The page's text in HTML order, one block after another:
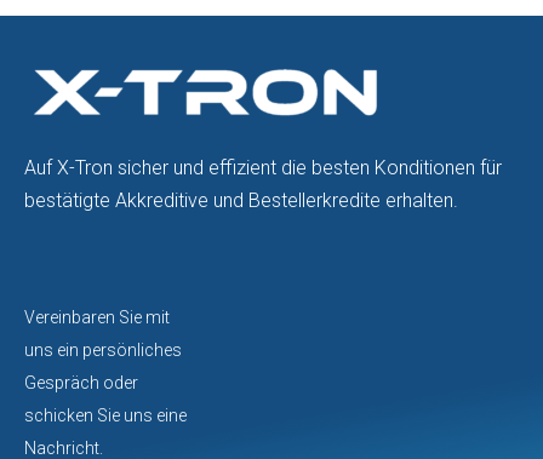
Auf X-Tron sicher und effizient die besten Konditionen für
bestätigte Akkreditive und Bestellerkredite erhalten.
Vereinbaren Sie mit
uns ein persönliches
Gespräch oder
schicken Sie uns eine
Nachricht.